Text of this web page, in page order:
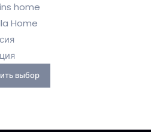
home
Home
выбор